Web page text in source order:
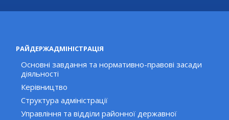
РАЙДЕРЖАДМІНІСТРАЦІЯ
Основні завдання та нормативно-правові засади
діяльності
Керівництво
Структура адміністрації
Управління та відділи районної державної